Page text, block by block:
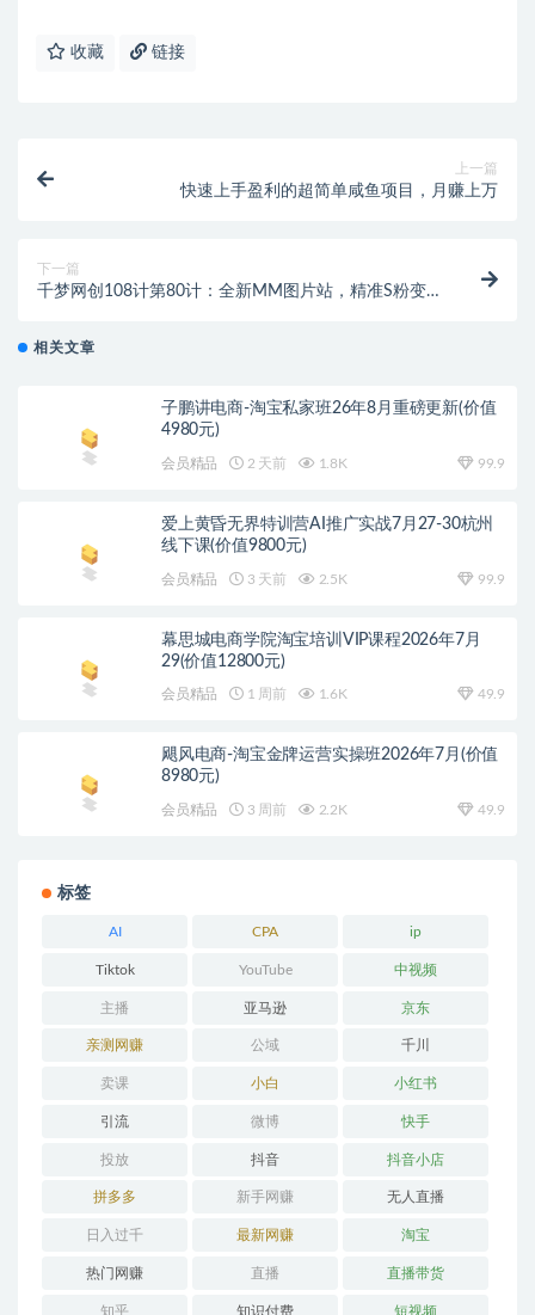
收藏 链接
上一篇
快速上手盈利的超简单咸鱼项目，月赚上万
下一篇
千梦网创108计第80计：全新MM图片站，精准S粉变现
相关文章
子鹏讲电商-淘宝私家班26年8月重磅更新(价值
4980元)
会员精品 2 天前 1.8K 99.9
爱上黄昏无界特训营AI推广实战7月27-30杭州
线下课(价值9800元)
会员精品 3 天前 2.5K 99.9
幕思城电商学院淘宝培训VIP课程2026年7月
29(价值12800元)
会员精品 1 周前 1.6K 49.9
飓风电商-淘宝金牌运营实操班2026年7月(价值
8980元)
会员精品 3 周前 2.2K 49.9
标签
AI CPA ip
Tiktok YouTube 中视频
主播 亚马逊 京东
亲测网赚 公域 千川
卖课 小白 小红书
引流 微博 快手
投放 抖音 抖音小店
拼多多 新手网赚 无人直播
日入过千 最新网赚 淘宝
热门网赚 直播 直播带货
知乎 知识付费 短视频